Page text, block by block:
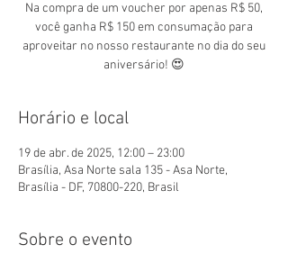
Na compra de um voucher por apenas R$ 50,
você ganha R$ 150 em consumação para
aproveitar no nosso restaurante no dia do seu
aniversário! 😍
Horário e local
19 de abr. de 2025, 12:00 – 23:00
Brasília, Asa Norte sala 135 - Asa Norte,
Brasília - DF, 70800-220, Brasil
Sobre o evento